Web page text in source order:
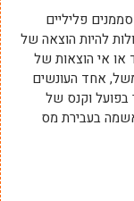
פליליים
להיות הוצאה של
או אי הוצאות של
אחד העונשים
הוא 4 שנות מאסר בפועל וקנס של
בעבירת מס